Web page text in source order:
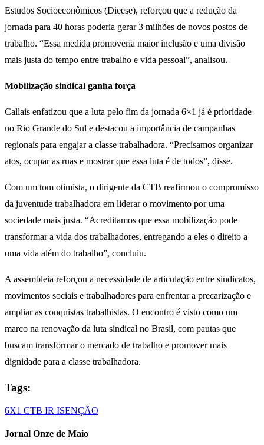
Estudos Socioeconômicos (Dieese), reforçou que a redução da
jornada para 40 horas poderia gerar 3 milhões de novos postos de
trabalho. “Essa medida promoveria maior inclusão e uma divisão
mais justa do tempo entre trabalho e vida pessoal”, analisou.
Mobilização sindical ganha força
Callais enfatizou que a luta pelo fim da jornada 6×1 já é prioridade
no Rio Grande do Sul e destacou a importância de campanhas
regionais para engajar a classe trabalhadora. “Precisamos organizar
atos, ocupar as ruas e mostrar que essa luta é de todos”, disse.
Com um tom otimista, o dirigente da CTB reafirmou o compromisso
da juventude trabalhadora em liderar o movimento por uma
sociedade mais justa. “Acreditamos que essa mobilização pode
transformar a vida dos trabalhadores, entregando a eles o direito a
uma vida além do trabalho”, concluiu.
A assembleia reforçou a necessidade de articulação entre sindicatos,
movimentos sociais e trabalhadores para enfrentar a precarização e
ampliar as conquistas trabalhistas. O encontro é visto como um
marco na renovação da luta sindical no Brasil, com pautas que
buscam transformar o mercado de trabalho e promover mais
dignidade para a classe trabalhadora.
Tags:
6X1 CTB IR ISENÇÃO
Jornal Onze de Maio